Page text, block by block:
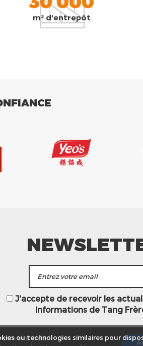
m² d'entrepôt
J'accepte de recevoir les
informations de Tang
ou technologies similaires pour
site web.